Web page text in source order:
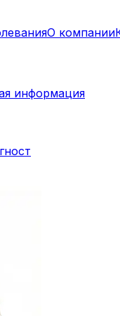
О компании
информация